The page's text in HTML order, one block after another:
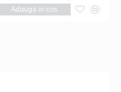
Adauga in cos